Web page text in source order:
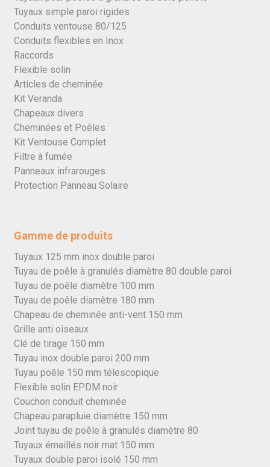
Tuyaux simple paroi rigides
Conduits ventouse 80/125
Conduits flexibles en Inox
Raccords
Flexible solin
Articles de cheminée
Kit Veranda
Chapeaux divers
Cheminées et Poêles
Kit Ventouse Complet
Filtre à fumée
Panneaux infrarouges
Protection Panneau Solaire
Gamme de produits
Tuyaux 125 mm inox double paroi
Tuyau de poêle à granulés diamètre 80 double paroi
Tuyau de poêle diamètre 100 mm
Tuyau de poêle diamètre 180 mm
Chapeau de cheminée anti-vent 150 mm
Grille anti oiseaux
Clé de tirage 150 mm
Tuyau inox double paroi 200 mm
Tuyau poêle 150 mm télescopique
Flexible solin EPDM noir
Couchon conduit cheminée
Chapeau parapluie diamètre 150 mm
Joint tuyau de poêle à granulés diamètre 80
Tuyaux émaillés noir mat 150 mm
Tuyaux double paroi isolé 150 mm